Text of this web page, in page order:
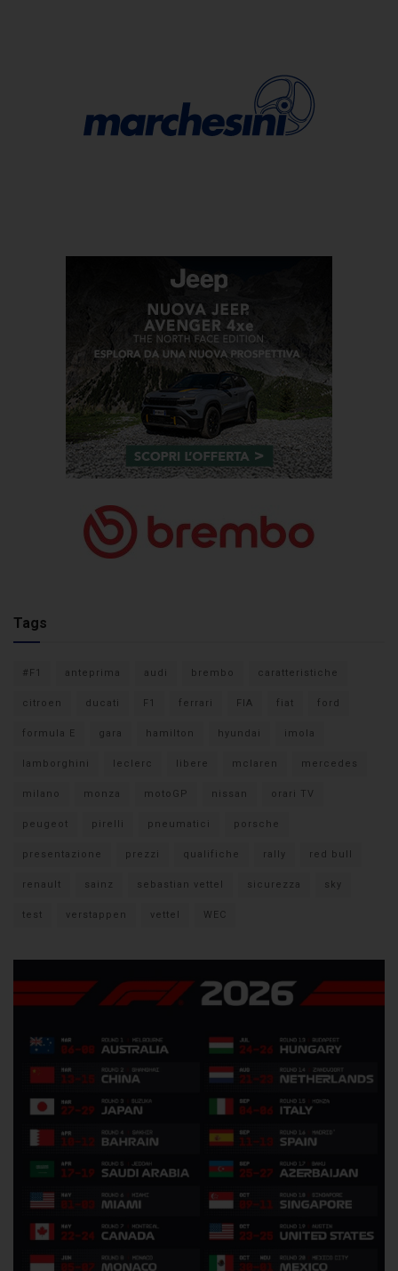
Tags
#F1 anteprima audi brembo caratteristiche
citroen ducati F1 ferrari FIA fiat ford
formula E gara hamilton hyundai imola
lamborghini leclerc libere mclaren mercedes
milano monza motoGP nissan orari TV
peugeot pirelli pneumatici porsche
presentazione prezzi qualifiche rally red bull
renault sainz sebastian vettel sicurezza sky
test verstappen vettel WEC